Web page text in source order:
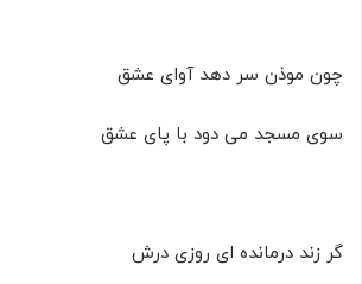
چون موذن سر دهد آوای عشق
سوی مسجد می دود با پای عشق
گر زند درمانده ای روزی درش